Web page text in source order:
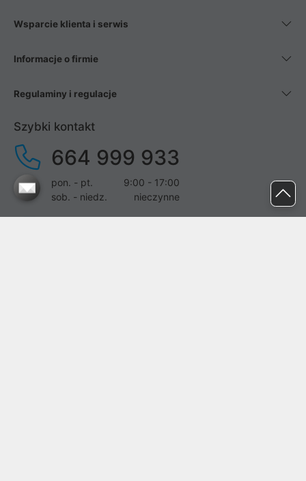
Wsparcie klienta i serwis
Informacje o firmie
Regulaminy i regulacje
Szybki kontakt
664 999 933
pon. - pt.
9:00 - 17:00
sob. - niedz.
nieczynne